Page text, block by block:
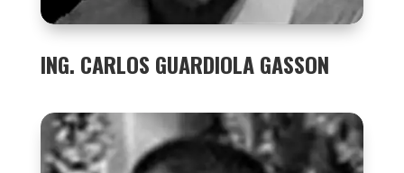
ING. CARLOS GUARDIOLA GASSON